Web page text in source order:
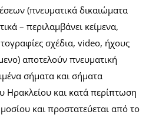
(πνευματικά δικαιώματα
– περιλαμβάνει κείμενα,
σχέδια, video, ήχους
αποτελούν πνευματική
σήματα και σήματα
Ηρακλείου και κατά περίπτωση
και προστατεύεται από το